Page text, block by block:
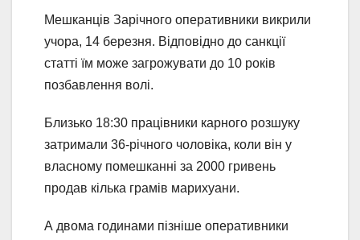
Мешканців Зарічного оперативники викрили
учора, 14 березня. Відповідно до санкції
статті їм може загрожувати до 10 років
позбавлення волі.
Близько 18:30 працівники карного розшуку
затримали 36-річного чоловіка, коли він у
власному помешканні за 2000 гривень
продав кілька грамів марихуани.
А двома годинами пізніше оперативники